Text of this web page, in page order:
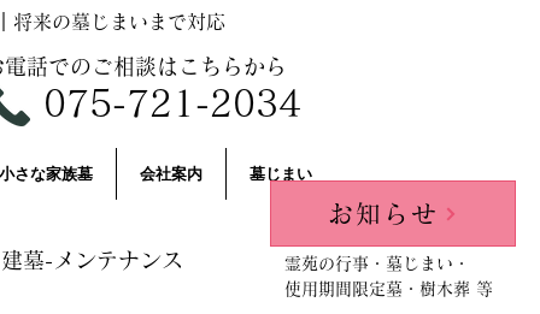
お知らせ
霊苑の行事・墓じまい・
使用期間限定墓・樹木葬 等
電話でのご相談はこちらから
075-721-2034
小さな家族墓 会社案内 墓じまい
将来の墓じまいまで対応
建墓-メンテナンス